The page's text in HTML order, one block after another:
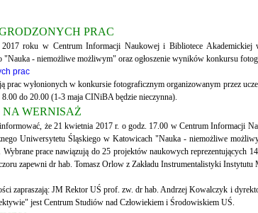
PRAC
roku w Centrum Informacji Naukowej i Bibliotece Akademickiej
"Nauka - niemożliwe możliwym" oraz ogłoszenie wyników konkursu
prac
prac wyłonionych w konkursie fotograficznym organizowanym przez
do 20.00 (1-3 maja CINiBA będzie nieczynna).
NA WERNISAŻ
że 21 kwietnia 2017 r. o godz. 17.00 w Centrum Informacji
Uniwersytetu Śląskiego w Katowicach "Nauka - niemożliwe
prace nawiązują do 25 projektów naukowych reprezentujących
zapewni dr hab. Tomasz Orlow z Zakładu Instrumentalistyki
zapraszają: JM Rektor UŚ prof. zw. dr hab. Andrzej Kowalczyk i
jest Centrum Studiów nad Człowiekiem i Środowiskiem UŚ.